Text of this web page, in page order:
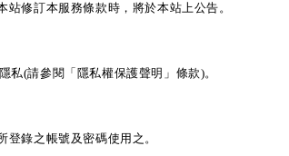
修訂本服務條款時，將於本站上公告。
私(請參閱「隱私權保護聲明」條款)。
錄之帳號及密碼使用之。